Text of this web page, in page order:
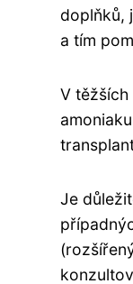
doplňků,
a tím
V
Je